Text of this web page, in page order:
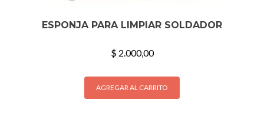
ESPONJA PARA LIMPIAR SOLDADOR
$2.000,00
AGREGAR AL CARRITO